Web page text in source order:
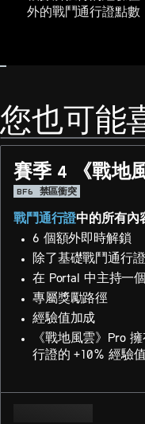
外的戰鬥通行證點數
您也可能
賽季 4 《戰地
BF6 禁區衝突
戰鬥通行證中的所有內
6 個額外即時解鎖
除了基礎戰鬥通行
在 Portal 中主持一
專屬獎勵路徑
經驗值加成
《戰地風雲》Pro
行證的 +10% 經驗值